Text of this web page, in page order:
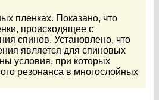
пленках. Показано, что
происходящее с
спинов. Установлено, что
является для спиновых
условия, при которых
резонанса в многослойных